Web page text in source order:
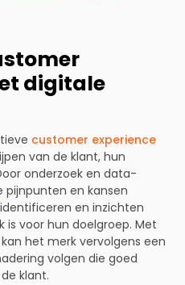
digitale
customer experience
van de klant, hun
onderzoek en data-
pijnpunten en kansen
identificeren en inzichten
is voor hun doelgroep. Met
het merk vervolgens een
volgen die goed
klant.